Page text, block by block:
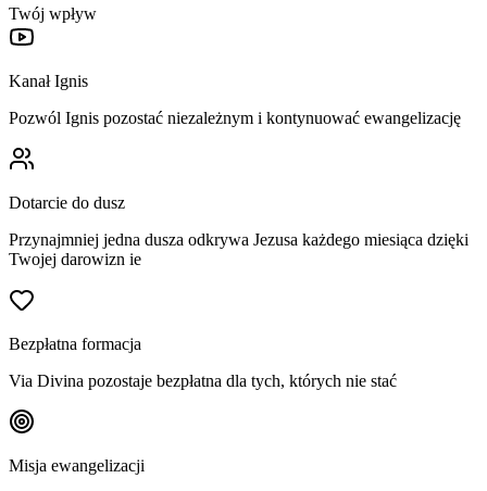
Twój wpływ
Kanał Ignis
Pozwól Ignis pozostać niezależnym i kontynuować ewangelizację
Dotarcie do dusz
Przynajmniej jedna dusza odkrywa Jezusa każdego miesiąca dzięki
Twojej darowizn ie
Bezpłatna formacja
Via Divina pozostaje bezpłatna dla tych, których nie stać
Misja ewangelizacji